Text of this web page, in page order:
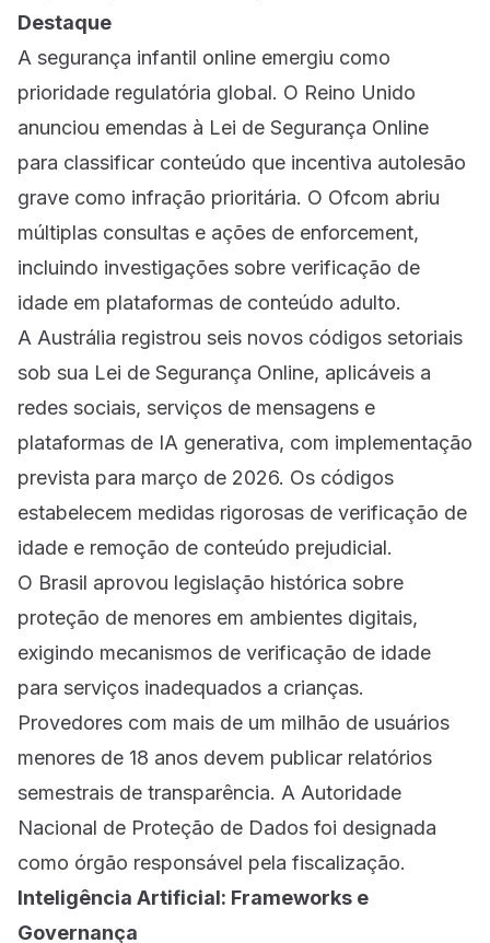
Destaque
A segurança infantil online emergiu como
prioridade regulatória global. O Reino Unido
anunciou emendas à Lei de Segurança Online
para classificar conteúdo que incentiva autolesão
grave como infração prioritária. O Ofcom abriu
múltiplas consultas e ações de enforcement,
incluindo investigações sobre verificação de
idade em plataformas de conteúdo adulto.
A Austrália registrou seis novos códigos setoriais
sob sua Lei de Segurança Online, aplicáveis a
redes sociais, serviços de mensagens e
plataformas de IA generativa, com implementação
prevista para março de 2026. Os códigos
estabelecem medidas rigorosas de verificação de
idade e remoção de conteúdo prejudicial.
O Brasil aprovou legislação histórica sobre
proteção de menores em ambientes digitais,
exigindo mecanismos de verificação de idade
para serviços inadequados a crianças.
Provedores com mais de um milhão de usuários
menores de 18 anos devem publicar relatórios
semestrais de transparência. A Autoridade
Nacional de Proteção de Dados foi designada
como órgão responsável pela fiscalização.
Inteligência Artificial: Frameworks e
Governança